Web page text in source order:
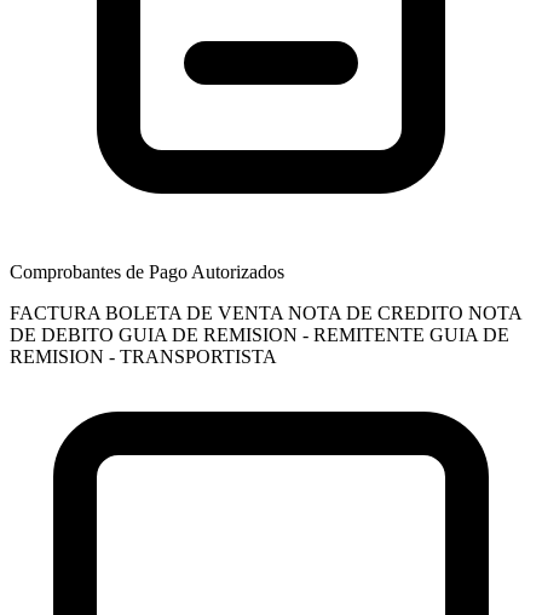
Comprobantes de Pago Autorizados
FACTURA BOLETA DE VENTA NOTA DE CREDITO NOTA
DE DEBITO GUIA DE REMISION - REMITENTE GUIA DE
REMISION - TRANSPORTISTA